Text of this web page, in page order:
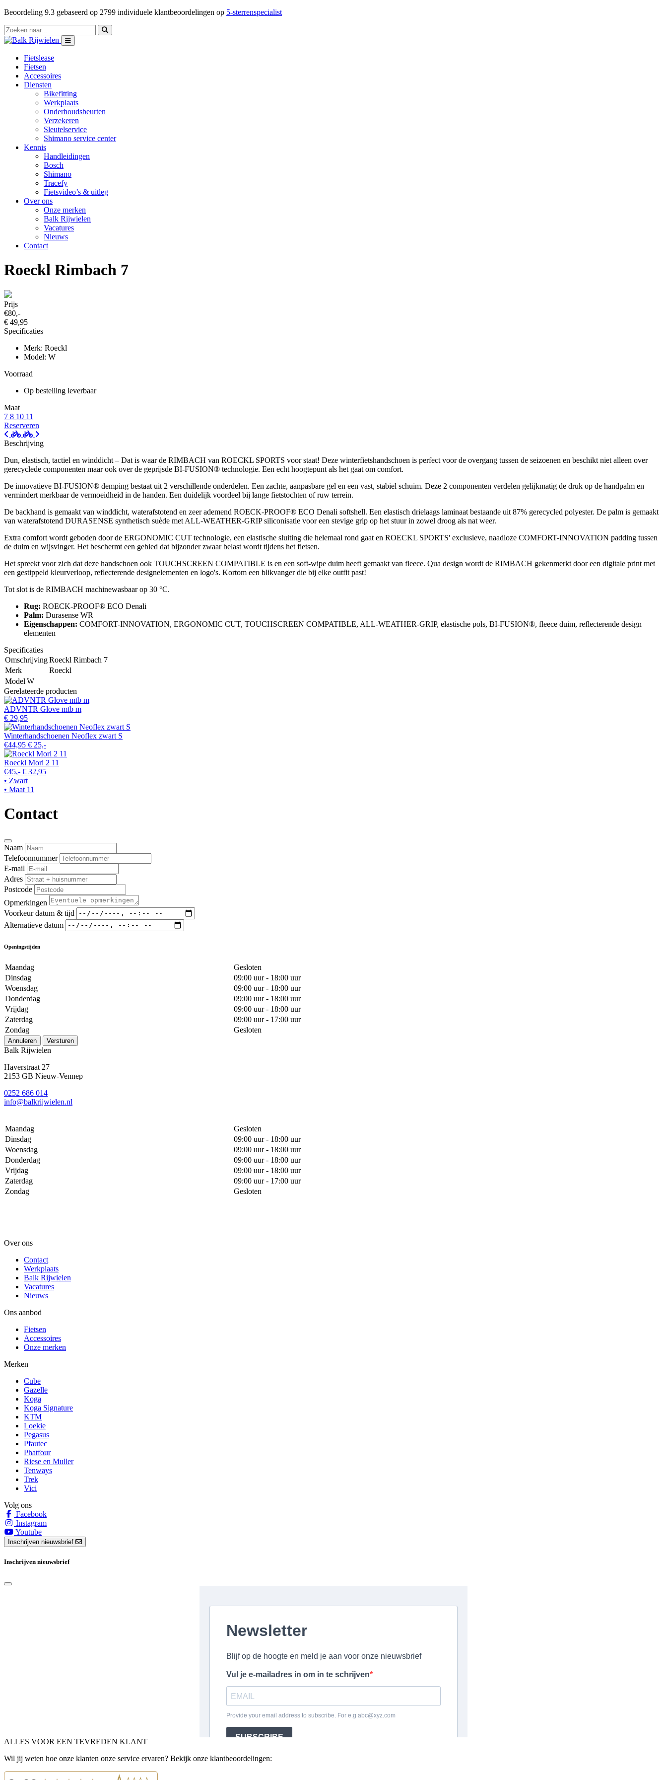
Beoordeling 9.3 gebaseerd op 2799 individuele klantbeoordelingen op 5-sterrenspecialist
Fietslease
Fietsen
Accessoires
Diensten
Bikefitting
Werkplaats
Onderhoudsbeurten
Verzekeren
Sleutelservice
Shimano service center
Kennis
Handleidingen
Bosch
Shimano
Tracefy
Fietsvideo’s & uitleg
Over ons
Onze merken
Balk Rijwielen
Vacatures
Nieuws
Contact
Roeckl Rimbach 7
Prijs
€80,-
€ 49,95
Specificaties
Merk: Roeckl
Model: W
Voorraad
Op bestelling leverbaar
Maat
7 8 10 11
Reserveren
Beschrijving
Dun, elastisch, tactiel en winddicht – Dat is waar de RIMBACH van ROECKL SPORTS voor staat! Deze winterfietshandschoen is perfect voor de overgang tussen de seizoenen en beschikt niet alleen over
gerecyclede componenten maar ook over de geprijsde BI-FUSION® technologie. Een echt hoogtepunt als het gaat om comfort.
De innovatieve BI-FUSION® demping bestaat uit 2 verschillende onderdelen. Een zachte, aanpasbare gel en een vast, stabiel schuim. Deze 2 componenten verdelen gelijkmatig de druk op de handpalm en
vermindert merkbaar de vermoeidheid in de handen. Een duidelijk voordeel bij lange fietstochten of ruw terrein.
De backhand is gemaakt van winddicht, waterafstotend en zeer ademend ROECK-PROOF® ECO Denali softshell. Een elastisch drielaags laminaat bestaande uit 87% gerecycled polyester. De palm is gemaakt
van waterafstotend DURASENSE synthetisch suède met ALL-WEATHER-GRIP siliconisatie voor een stevige grip op het stuur in zowel droog als nat weer.
Extra comfort wordt geboden door de ERGONOMIC CUT technologie, een elastische sluiting die helemaal rond gaat en ROECKL SPORTS' exclusieve, naadloze COMFORT-INNOVATION padding tussen
de duim en wijsvinger. Het beschermt een gebied dat bijzonder zwaar belast wordt tijdens het fietsen.
Het spreekt voor zich dat deze handschoen ook TOUCHSCREEN COMPATIBLE is en een soft-wipe duim heeft gemaakt van fleece. Qua design wordt de RIMBACH gekenmerkt door een digitale print met
een gestippeld kleurverloop, reflecterende designelementen en logo's. Kortom een blikvanger die bij elke outfit past!
Tot slot is de RIMBACH machinewasbaar op 30 °C.
Rug: ROECK-PROOF® ECO Denali
Palm: Durasense WR
Eigenschappen: COMFORT-INNOVATION, ERGONOMIC CUT, TOUCHSCREEN COMPATIBLE, ALL-WEATHER-GRIP, elastische pols, BI-FUSION®, fleece duim, reflecterende design
elementen
Specificaties
OmschrijvingRoeckl Rimbach 7
Merk
Roeckl
Model W
Gerelateerde producten
ADVNTR Glove mtb m
€ 29,95
Winterhandschoenen Neoflex zwart S
€44,95 € 25,-
Roeckl Mori 2 11
€45,- € 32,95
• Zwart
• Maat 11
Contact
Naam
Telefoonnummer
E-mail
Adres
Postcode
Opmerkingen
Voorkeur datum & tijd
Alternatieve datum
Openingstijden
Maandag
Gesloten
Dinsdag
09:00 uur - 18:00 uur
Woensdag
09:00 uur - 18:00 uur
Donderdag
09:00 uur - 18:00 uur
Vrijdag
09:00 uur - 18:00 uur
Zaterdag
09:00 uur - 17:00 uur
Zondag
Gesloten
Annuleren Versturen
Balk Rijwielen
Haverstraat 27
2153 GB Nieuw-Vennep
0252 686 014
info@balkrijwielen.nl
Maandag
Gesloten
Dinsdag
09:00 uur - 18:00 uur
Woensdag
09:00 uur - 18:00 uur
Donderdag
09:00 uur - 18:00 uur
Vrijdag
09:00 uur - 18:00 uur
Zaterdag
09:00 uur - 17:00 uur
Zondag
Gesloten
Over ons
Contact
Werkplaats
Balk Rijwielen
Vacatures
Nieuws
Ons aanbod
Fietsen
Accessoires
Onze merken
Merken
Cube
Gazelle
Koga
Koga Signature
KTM
Loekie
Pegasus
Pfautec
Phatfour
Riese en Muller
Tenways
Trek
Vici
Volg ons
Facebook
Instagram
Youtube
Inschrijven nieuwsbrief
Inschrijven nieuwsbrief
ALLES VOOR EEN TEVREDEN KLANT
Wil jij weten hoe onze klanten onze service ervaren? Bekijk onze klantbeoordelingen: